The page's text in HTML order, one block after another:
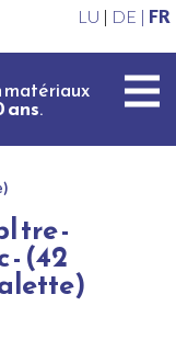
LU | DE | FR
matériaux
ans.
tre -
- (42